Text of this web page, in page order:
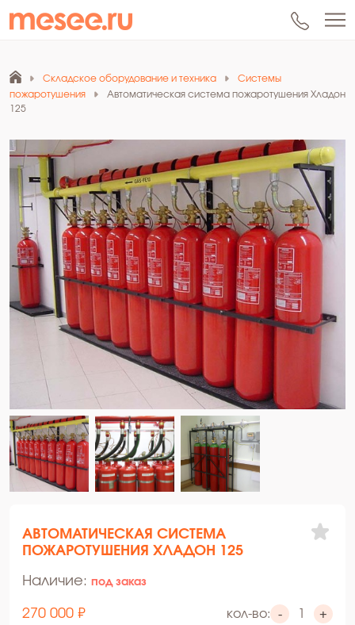
Складское оборудование и техника
Системы
пожаротушения
Автоматическая система пожаротушения Хладон
125
АВТОМАТИЧЕСКАЯ СИСТЕМА
ПОЖАРОТУШЕНИЯ ХЛАДОН 125
Наличие: под заказ
270 000 ₽ кол-во: - +